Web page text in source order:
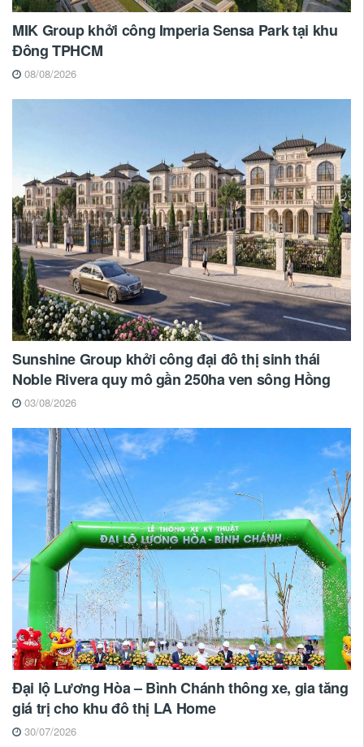
MIK Group khởi công Imperia Sensa Park tại khu
Đông TPHCM
08/08/2026
Sunshine Group khởi công đại đô thị sinh thái
Noble Rivera quy mô gần 250ha ven sông Hồng
03/08/2026
Đại lộ Lương Hòa – Bình Chánh thông xe, gia tăng
giá trị cho khu đô thị LA Home
30/07/2026